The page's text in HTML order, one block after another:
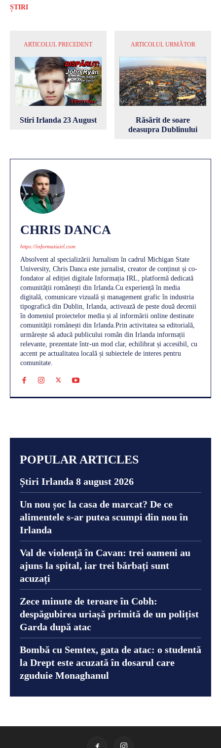
ȘTIRI
ARTICOLUL PRECEDENT
Stiri Irlanda 23 August
ARTICOLUL URMĂTOR
Răsărit de soare
deasupra Dublinului
CHRIS DANCA
https://informatiairl.com
Absolvent al specializării Jurnalism în cadrul Michigan State
University, Chris Danca este jurnalist, creator de conținut și co-
fondator al ediției digitale Informația IRL, platformă dedicată
comunității românești din Irlanda.Cu experiență în media
digitală, comunicare vizuală și management grafic în industria
tipografică din Dublin, Irlanda, activează de peste două decenii
în domeniul proiectelor media și al informării online destinate
comunității românești din Irlanda.Prin activitatea sa editorială,
urmărește să aducă publicului român din Irlanda informații
relevante, prezentate într-un mod clar, echilibrat și accesibil, cu
accent pe actualitatea locală și subiectele de interes pentru
comunitate.
POPULAR ARTICLES
Știri Irlanda 8 august 2026
Un nou șoc la casa de marcat? De ce
alimentele s-ar putea scumpi din nou în
Irlanda
Val de violență în Cavan: trei oameni au
ajuns la spital, iar trei bărbați sunt
acuzați
Zece minute de teroare în Cobh:
despăgubirea uriașă primită de un polițist
Garda după atac
Bombă cu Semtex, gata de atac: o studentă
la Drept este acuzată în dosarul care
zguduie Monaghanul